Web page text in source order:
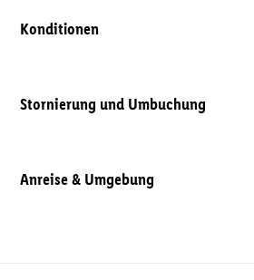
Konditionen
Stornierung und Umbuchung
Anreise & Umgebung